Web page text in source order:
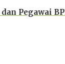
Pegawai